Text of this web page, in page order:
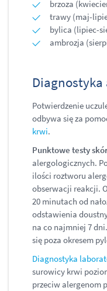
brzoza
trawy (maj-
bylica (lipiec-
ambrozja
Diagnostyka
Potwierdzenie
odbywa się za
krwi.
Punktowe testy
alergologicznych.
ilości roztworu
obserwacji reakcji.
20 minutach od
odstawienia
na co najmniej 7
się poza okresem
Diagnostyka
surowicy krwi
przeciw alergenom